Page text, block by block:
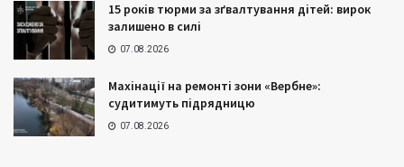
15 років тюрми за зґвалтування дітей: вирок
залишено в силі
07.08.2026
Махінації на ремонті зони «Вербне»:
судитимуть підрядницю
07.08.2026